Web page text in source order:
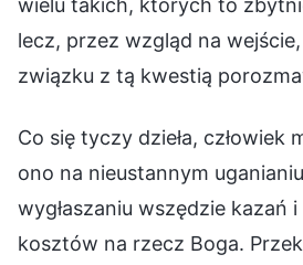
lecz, przez wzgląd na
związku z tą kwestią
Co się tyczy dzieła, człowiek
ono na nieustannym
wygłaszaniu wszędzie kazań
kosztów na rzecz Boga.